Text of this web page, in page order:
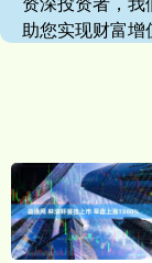
助您实现财富增